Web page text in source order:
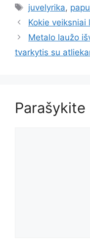
Žymos
juvelyrika,
Kokie veiksniai
Metalo laužo
tvarkytis su